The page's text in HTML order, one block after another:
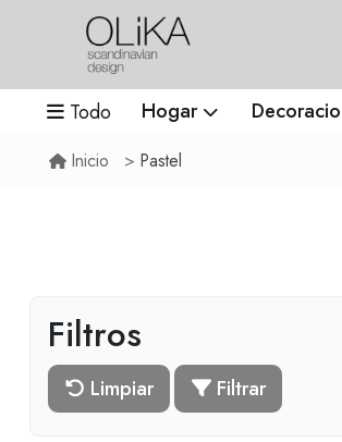
Todo Hogar
Inicio Pastel
Filtros
Limpiar Filtrar